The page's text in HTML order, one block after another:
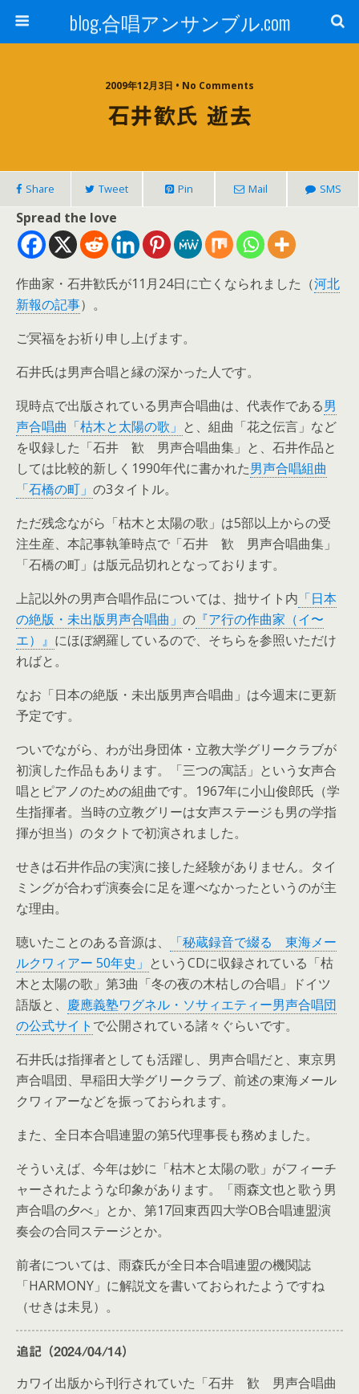
blog.合唱アンサンブル.com
2009年12月3日 • No Comments
石井歓氏 逝去
Share Tweet Pin Mail SMS
Spread the love
作曲家・石井歓氏が11月24日に亡くなられました（河北
新報の記事）。
ご冥福をお祈り申し上げます。
石井氏は男声合唱と縁の深かった人です。
現時点で出版されている男声合唱曲は、代表作である男
声合唱曲「枯木と太陽の歌」 と、組曲「花之伝言」など
を収録した「石井 歓 男声合唱曲集」と、石井作品と
しては比較的新しく1990年代に書かれた男声合唱組曲
「石橋の町」 の3タイトル。
ただ残念ながら「枯木と太陽の歌」は5部以上からの受
注生産、本記事執筆時点で「石井 歓 男声合唱曲集」
「石橋の町」は版元品切れとなっております。
上記以外の男声合唱作品については、拙サイト内 「日本
の絶版・未出版男声合唱曲」 の 『ア行の作曲家（イ〜
エ）』 にほぼ網羅しているので、そちらを参照いただけ
ればと。
なお「日本の絶版・未出版男声合唱曲」は今週末に更新
予定です。
ついでながら、わが出身団体・立教大学グリークラブが
初演した作品もあります。「三つの寓話」という女声合
唱とピアノのための組曲です。1967年に小山俊郎氏（学
生指揮者。当時の立教グリーは女声ステージも男の学指
揮が担当）のタクトで初演されました。
せきは石井作品の実演に接した経験がありません。タイ
ミングが合わず演奏会に足を運べなかったというのが主
な理由。
聴いたことのある音源は、
「秘蔵録音で綴る 東海メー
ルクワィアー 50年史」 というCDに収録されている「枯
木と太陽の歌」第3曲「冬の夜の木枯しの合唱」ドイツ
語版と、 慶應義塾ワグネル・ソサィエティー男声合唱団
の公式サイト で公開されている諸々ぐらいです。
石井氏は指揮者としても活躍し、男声合唱だと、東京男
声合唱団、早稲田大学グリークラブ、前述の東海メール
クワィアーなどを振っておられます。
また、全日本合唱連盟の第5代理事長も務めました。
そういえば、今年は妙に「枯木と太陽の歌」がフィーチ
ャーされたような印象があります。
「雨森文也と歌う男
声合唱の夕べ」 とか、第17回東西四大学OB合唱連盟演
奏会の合同ステージとか。
前者については、雨森氏が全日本合唱連盟の機関誌
「HARMONY」に解説文を書いておられたようですね
（せきは未見）。
追記（2024/04/14）
カワイ出版から刊行されていた「石井 歓 男声合唱曲